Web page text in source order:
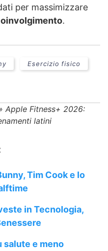
per massimizzare
.
Esercizio fisico
Apple Fitness+ 2026:
latini
Tim Cook e lo
in Tecnologia,
salute e meno